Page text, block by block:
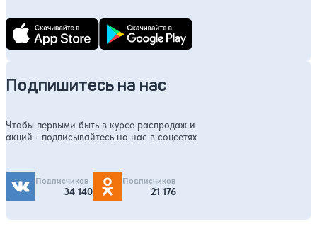
Подпишитесь на нас
Чтобы первыми быть в курсе распродаж и
акций - подписывайтесь на нас в соцсетях
Подписчиков
34 140
Подписчиков
21 176